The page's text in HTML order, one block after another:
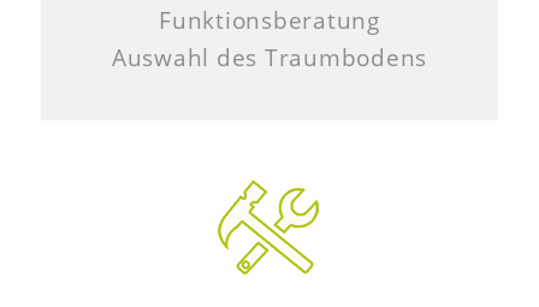
Funktionsberatung
Auswahl des Traumbodens